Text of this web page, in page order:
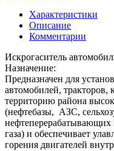
Характеристики
Описание
Комментарии
Искрогаситель
Назначение:
Предназначен для
автомобилей,
территорию района
(нефтебазы, АЗС,
газа) и обеспечивает
горения двигателей